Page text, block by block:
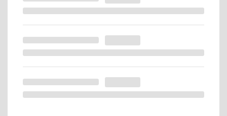
ません。
ラッコIDアフィリエイトは、「ユーザー情報」「銀行口座情
報」をご登録いただくことで即日ご利用開始いただけます。